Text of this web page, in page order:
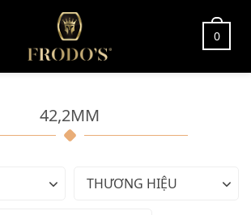
0
42,2MM
THƯƠNG HIỆU